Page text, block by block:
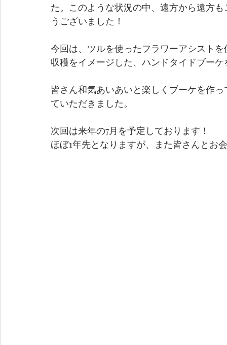
た。このような状況の中、遠方から遠方
うございました！
今回は、ツルを使ったフラワーアシスト
収穫をイメージした、ハンドタイドブー
皆さん和気あいあいと楽しくブーケを作
ていただきました。
次回は来年の7月を予定しております！
ほぼ1年先となりますが、また皆さんとお